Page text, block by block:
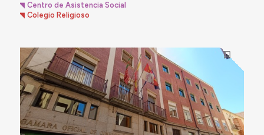
Centro de Asistencia Social
Colegio Religioso